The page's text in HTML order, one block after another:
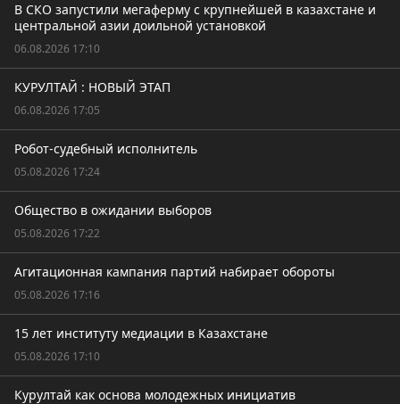
В СКО запустили мегаферму с крупнейшей в казахстане и
центральной азии доильной установкой
06.08.2026 17:10
КУРУЛТАЙ : НОВЫЙ ЭТАП
06.08.2026 17:05
Робот-судебный исполнитель
05.08.2026 17:24
Общество в ожидании выборов
05.08.2026 17:22
Агитационная кампания партий набирает обороты
05.08.2026 17:16
15 лет институту медиации в Казахстане
05.08.2026 17:10
Курултай как основа молодежных инициатив